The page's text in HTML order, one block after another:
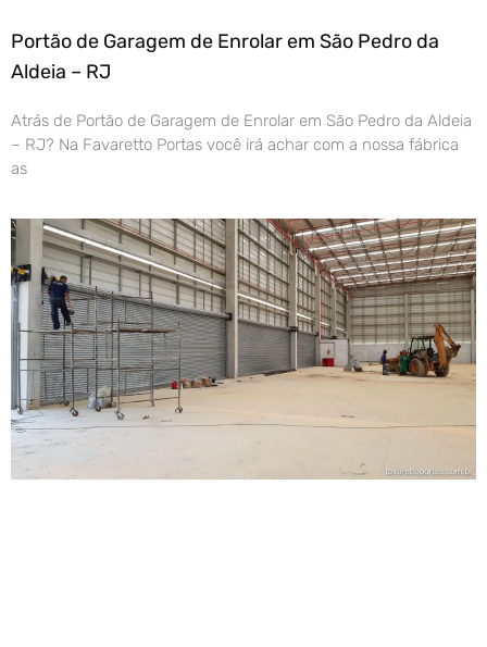
Portão de Garagem de Enrolar em São Pedro da
Aldeia – RJ
Atrás de Portão de Garagem de Enrolar em São Pedro da Aldeia
– RJ? Na Favaretto Portas você irá achar com a nossa fábrica
as